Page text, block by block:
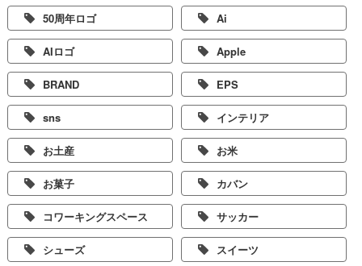
50周年ロゴ Ai
AIロゴ Apple
BRAND EPS
sns インテリア
お土産 お米
お菓子 カバン
コワーキングスペース サッカー
シューズ スイーツ